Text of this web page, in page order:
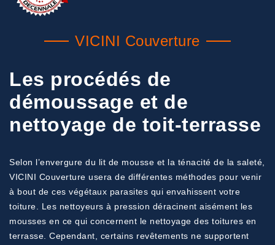
VICINI Couverture
Les procédés de
démoussage et de
nettoyage de toit-terrasse
Selon l’envergure du lit de mousse et la ténacité de la saleté,
VICINI Couverture usera de différentes méthodes pour venir
à bout de ces végétaux parasites qui envahissent votre
toiture. Les nettoyeurs à pression déracinent aisément les
mousses en ce qui concernent le nettoyage des toitures en
terrasse. Cependant, certains revêtements ne supportent